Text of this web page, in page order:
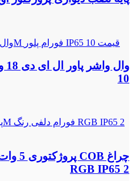
10
RGB IP65 2